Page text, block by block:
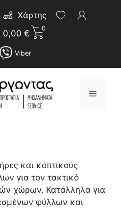
Χάρτης
0,00 €
0
Viber
και κοπτικούς
για τον τακτικό
χώρων. Κατάλληλα για
φύλλων και